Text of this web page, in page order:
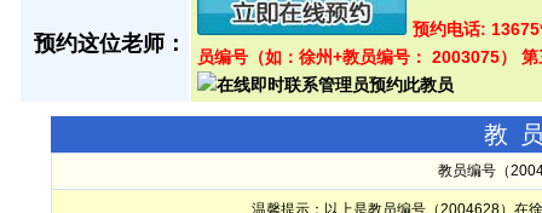
预约这位老师：
预约电话:
员编号（如：徐州+教员编号： 2003075）
教
教员编号（
温馨提示：以上是教员编号（2004628）在